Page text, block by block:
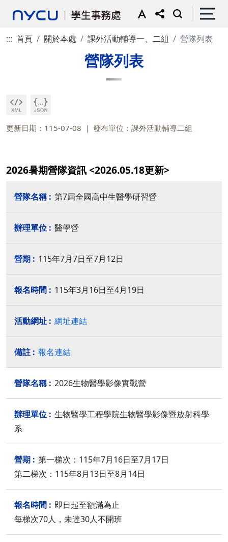
::: 首頁 關於本處 課外活動輔導一、二組 營隊列表
營隊列表
更新日期：115-07-08 發布單位：課外活動輔導二組
2026暑期營隊資訊 <2026.05.18更新>
第7屆全國高中生醫學研習營
醫學營
115年7月7日至7月12日
115年3月16日至4月19日
網址連結
報名連結
2026生物醫學影像實戰營
生物醫學工程學院生物醫學影像暨放射科學
系
第一梯次：115年7月16日至7月17日
第二梯次：115年8月13日至8月14日
即日起至額滿為止
每梯次70人，未達30人不開班